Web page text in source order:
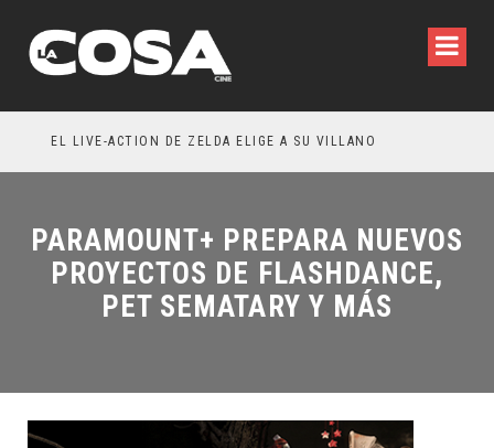
EL LIVE-ACTION DE ZELDA ELIGE A SU VILLANO
PARAMOUNT+ PREPARA NUEVOS
PROYECTOS DE FLASHDANCE,
PET SEMATARY Y MÁS